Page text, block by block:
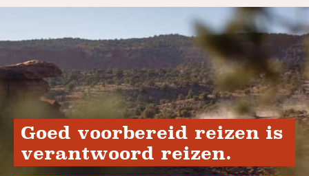
Goed voorbereid reizen is
verantwoord reizen.